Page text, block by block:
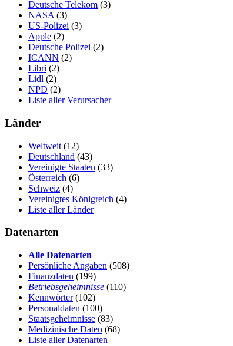
Deutsche Telekom (3)
NASA (3)
US-Polizei (3)
Apple (2)
Deutsche Polizei (2)
ICANN (2)
Libri (2)
Lidl (2)
NPD (2)
Liste aller Verursacher
Länder
Weltweit (12)
Deutschland (43)
Vereinigte Staaten (33)
Österreich (6)
Schweiz (4)
Vereinigtes Königreich (4)
Liste aller Länder
Datenarten
Alle Datenarten
Persönliche Angaben (508)
Finanzdaten (199)
Betriebsgeheimnisse (110)
Kennwörter(102)
Personaldaten (100)
Staatsgeheimnisse (83)
Medizinische Daten (68)
Liste aller Datenarten